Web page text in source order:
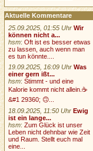
Aktuelle Kommentare
25.09.2025, 01:55 Uhr Wir
können nicht a...
hsm:Oft ist es besser etwas
zu lassen, auch wenn man
es tun könnte....
19.09.2025, 16:09 Uhr Was
einer gern ißt...
hsm:Stimmt - und eine
Kalorie kommt nicht allein.☕
&#1 29360; 🙃...
18.09.2025, 11:50 Uhr Ewig
ist ein lange...
hsm:Zum Glück ist unser
Leben nicht dehnbar wie Zeit
und Raum. Stellt euch mal
eine...